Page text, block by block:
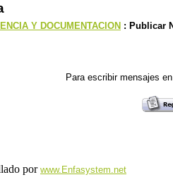
Y DOCUMENTACION : Publicar
Para escribir mensajes
por www.Enfasystem.net